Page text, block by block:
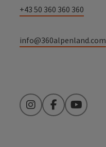
+43 50 360 360 360
info@360alpenland.com
InstagramFacebookYouTube